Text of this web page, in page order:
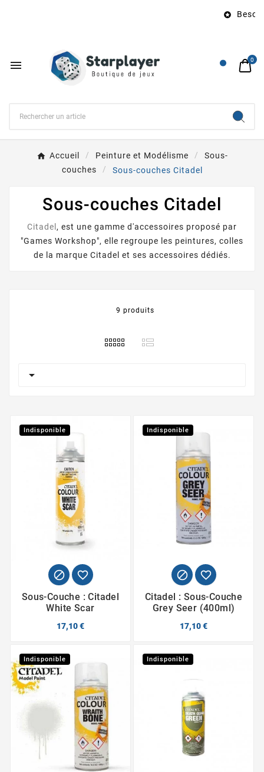
 Besoin
 0
Accueil Peinture et Modélisme
Sous-
couches
Sous-couches Citadel
Sous-couches Citadel
Citadel , est une gamme d'accessoires proposé par
"Games Workshop", elle regroupe les peintures, colles
de la marque Citadel et ses accessoires dédiés.
9 produits

Indisponible
 
Sous-Couche : Citadel
White Scar
17,10 €
Indisponible
 
Citadel : Sous-Couche
Grey Seer (400ml)
17,10 €
Indisponible Indisponible